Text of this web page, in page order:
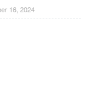
16, 2024